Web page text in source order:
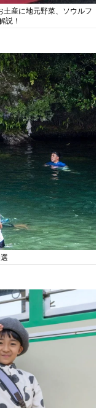
産に地元野菜、ソウルフ
説！